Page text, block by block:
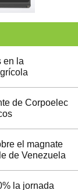
en la
de Corpoelec
el magnate
de Venezuela
la jornada